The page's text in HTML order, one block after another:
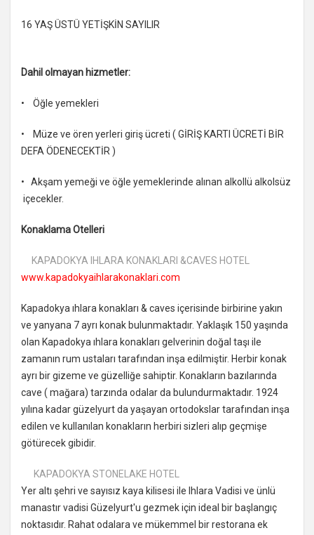
16 YAŞ ÜSTÜ YETİŞKİN SAYILIR
Dahil olmayan hizmetler:
• Öğle yemekleri
• Müze ve ören yerleri giriş ücreti ( GİRİŞ KARTI ÜCRETİ BİR
DEFA ÖDENECEKTİR )
• Akşam yemeği ve öğle yemeklerinde alınan alkollü alkolsüz
içecekler.
Konaklama Otelleri
KAPADOKYA IHLARA KONAKLARI &CAVES HOTEL
www.kapadokyaihlarakonaklari.com
Kapadokya ıhlara konakları & caves içerisinde birbirine yakın
ve yanyana 7 ayrı konak bulunmaktadır. Yaklaşık 150 yaşında
olan Kapadokya ıhlara konakları gelverinin doğal taşı ile
zamanın rum ustaları tarafından inşa edilmiştir. Herbir konak
ayrı bir gizeme ve güzelliğe sahiptir. Konakların bazılarında
cave ( mağara) tarzında odalar da bulundurmaktadır. 1924
yılına kadar güzelyurt da yaşayan ortodokslar tarafından inşa
edilen ve kullanılan konakların herbiri sizleri alıp geçmişe
götürecek gibidir.
KAPADOKYA STONELAKE HOTEL
Yer altı şehri ve sayısız kaya kilisesi ile Ihlara Vadisi ve ünlü
manastır vadisi Güzelyurt'u gezmek için ideal bir başlangıç
noktasıdır. Rahat odalara ve mükemmel bir restorana ek